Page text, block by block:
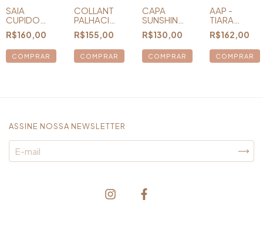
SAIA
CUPIDO
CNV25
R$160,00
COMPRAR
COLLANT
PALHACINHA
CNV25
R$155,00
COMPRAR
CAPA
SUNSHINE
CNV25 -
TAM U
R$130,00
AAP -
TIARA
PRINCESA
CNV25
R$162,00
ASSINE NOSSA NEWSLETTER